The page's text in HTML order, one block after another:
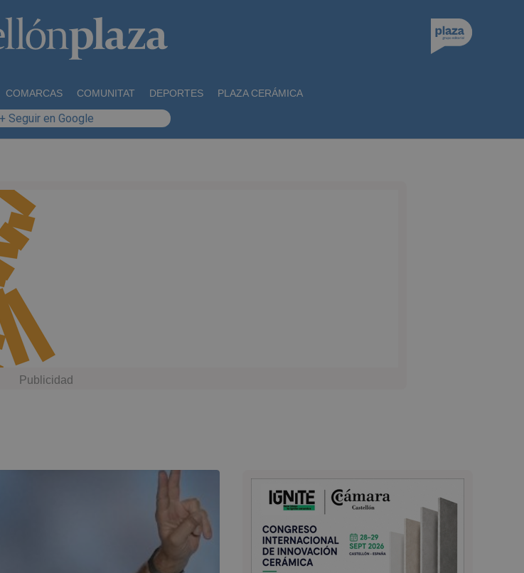
COMARCAS COMUNITAT DEPORTES PLAZA CERÁMICA
+ Seguir en Google